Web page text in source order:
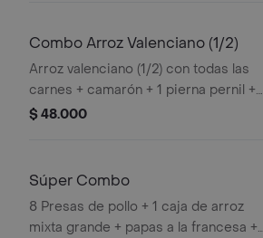
Combo Arroz Valenciano (1/2)
Arroz valenciano (1/2) con todas las
carnes + camarón + 1 pierna pernil +
papas a la francesa.
$ 48.000
Súper Combo
8 Presas de pollo + 1 caja de arroz
mixta grande + papas a la francesa +